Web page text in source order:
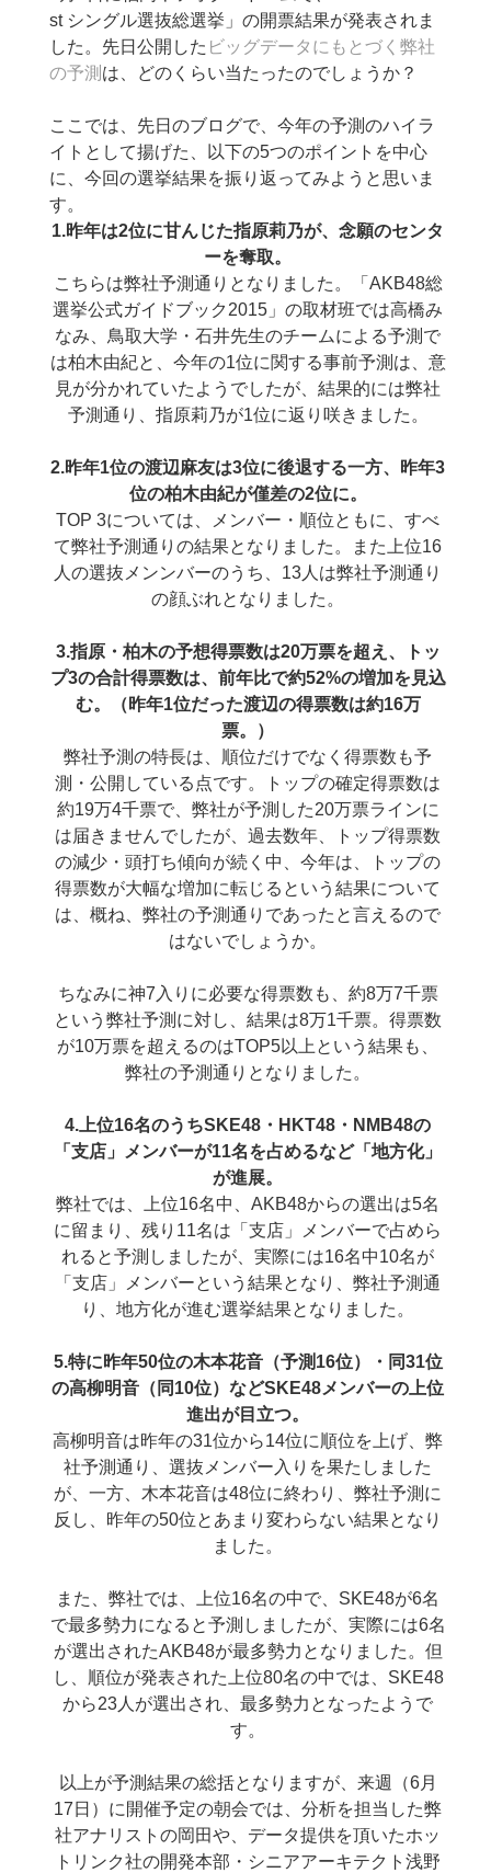
st シングル選抜総選挙」の開票結果が発表されま
した。先日公開した ビッグデータにもとづく弊社
の予測 は、どのくらい当たったのでしょうか？
ここでは、先日のブログで、今年の予測のハイラ
イトとして揚げた、以下の5つのポイントを中心
に、今回の選挙結果を振り返ってみようと思いま
す。
1.昨年は2位に甘んじた指原莉乃が、念願のセンタ
ーを奪取。
こちらは弊社予測通りとなりました。「AKB48総
選挙公式ガイドブック2015」の取材班では高橋み
なみ、鳥取大学・石井先生のチームによる予測で
は柏木由紀と、今年の1位に関する事前予測は、意
見が分かれていたようでしたが、結果的には弊社
予測通り、指原莉乃が1位に返り咲きました。
2.昨年1位の渡辺麻友は3位に後退する一方、昨年3
位の柏木由紀が僅差の2位に。
TOP 3については、メンバー・順位ともに、すべ
て弊社予測通りの結果となりました。また上位16
人の選抜メンンバーのうち、13人は弊社予測通り
の顔ぶれとなりました。
3.指原・柏木の予想得票数は20万票を超え、トッ
プ3の合計得票数は、前年比で約52%の増加を見込
む。（昨年1位だった渡辺の得票数は約16万
票。）
弊社予測の特長は、順位だけでなく得票数も予
測・公開している点です。トップの確定得票数は
約19万4千票で、弊社が予測した20万票ラインに
は届きませんでしたが、過去数年、トップ得票数
の減少・頭打ち傾向が続く中、今年は、トップの
得票数が大幅な増加に転じるという結果について
は、概ね、弊社の予測通りであったと言えるので
はないでしょうか。
ちなみに神7入りに必要な得票数も、約8万7千票
という弊社予測に対し、結果は8万1千票。得票数
が10万票を超えるのはTOP5以上という結果も、
弊社の予測通りとなりました。
4.上位16名のうちSKE48・HKT48・NMB48の
「支店」メンバーが11名を占めるなど「地方化」
が進展。
弊社では、上位16名中、AKB48からの選出は5名
に留まり、残り11名は「支店」メンバーで占めら
れると予測しましたが、実際には16名中10名が
「支店」メンバーという結果となり、弊社予測通
り、地方化が進む選挙結果となりました。
5.特に昨年50位の木本花音（予測16位）・同31位
の高柳明音（同10位）などSKE48メンバーの上位
進出が目立つ。
高柳明音は昨年の31位から14位に順位を上げ、弊
社予測通り、選抜メンバー入りを果たしました
が、一方、木本花音は48位に終わり、弊社予測に
反し、昨年の50位とあまり変わらない結果となり
ました。
また、弊社では、上位16名の中で、SKE48が6名
で最多勢力になると予測しましたが、実際には6名
が選出されたAKB48が最多勢力となりました。但
し、順位が発表された上位80名の中では、SKE48
から23人が選出され、最多勢力となったようで
す。
以上が予測結果の総括となりますが、来週（6月
17日）に開催予定の朝会では、分析を担当した弊
社アナリストの岡田や、データ提供を頂いたホッ
トリンク社の開発本部・シニアアーキテクト浅野